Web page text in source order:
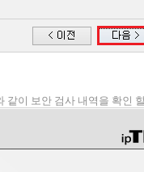
같이 보안 검사 내역을 확인